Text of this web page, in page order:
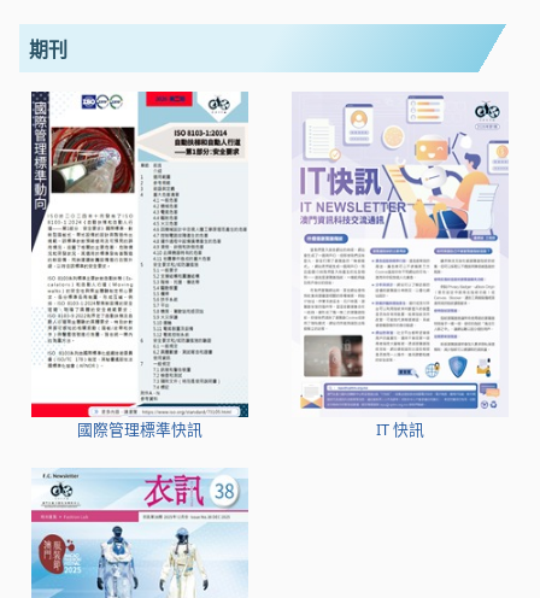
期刊
國際管理標準快訊 IT 快訊